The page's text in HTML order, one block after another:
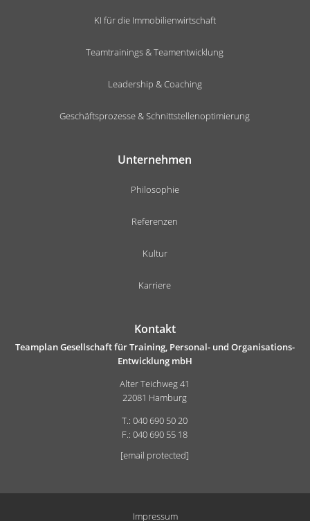
KI für die Immobilienwirtschaft
Teamtrainings & Teamentwicklung
Leadership & Coaching
Geschäftsprozesse & Schnittstellenoptimierung
Unternehmen
Philosophie
Referenzen
Kultur
Karriere
Kontakt
Teamplan Gesellschaft für Training, Personal- und Organisations-
Entwicklung mbH
Alter Teichweg 41
22081 Hamburg
T.: 040 690 50 20
F.: 040 690 55 18
[email protected]
Impressum